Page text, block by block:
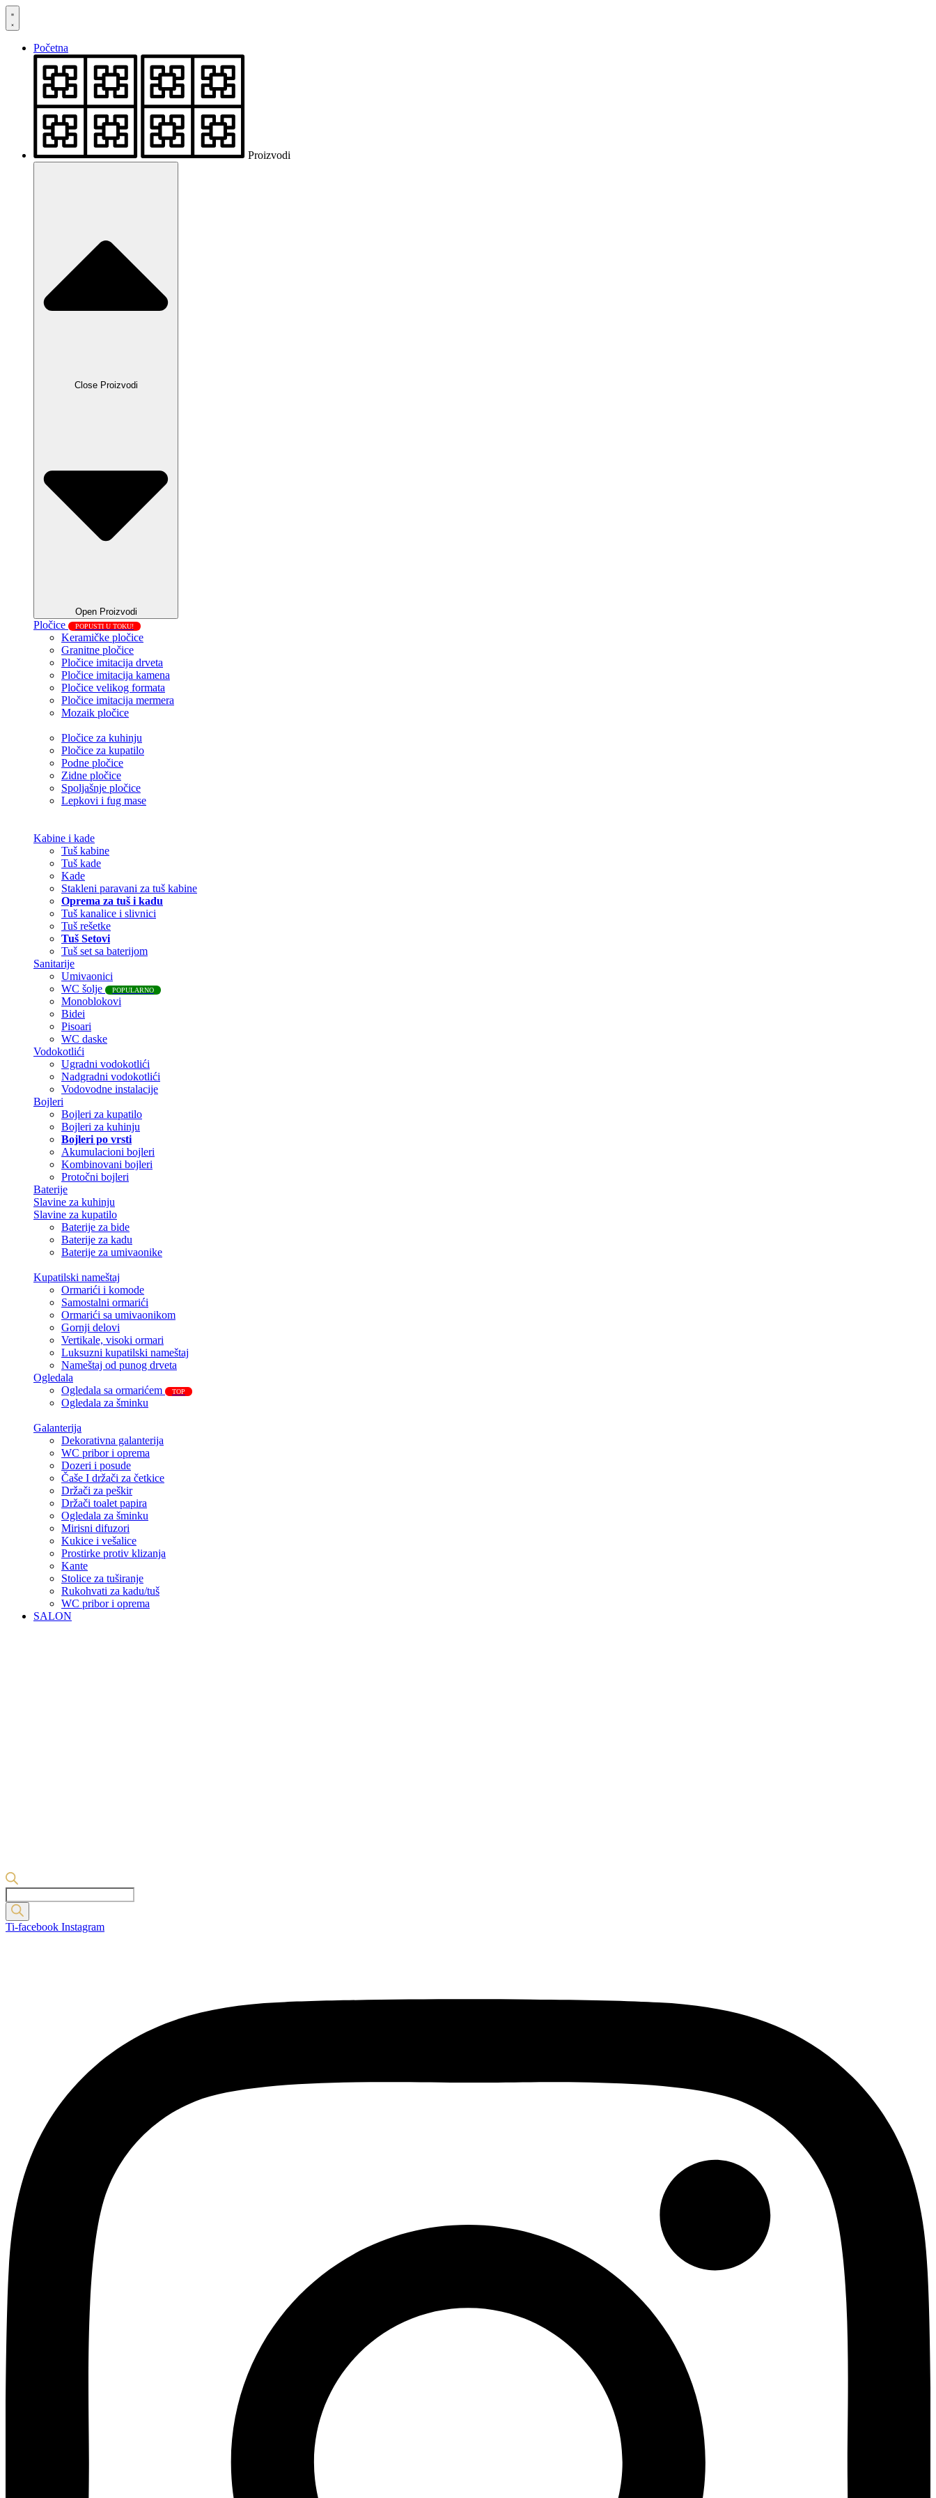
Skočite
na
Početna
Proizvodi
Close Proizvodi
Open Proizvodi
Pločice POPUSTI U TOKU!
Keramičke pločice
Granitne pločice
Pločice imitacija drveta
Pločice imitacija kamena
Pločice velikog formata
Pločice imitacija mermera
Mozaik pločice
Pločice za kuhinju
Pločice za kupatilo
Podne pločice
Zidne pločice
Spoljašnje pločice
Lepkovi i fug mase
Kabine i kade
Tuš kabine
Tuš kade
Kade
Stakleni paravani za tuš kabine
Oprema za tuš i kadu
Tuš kanalice i slivnici
Tuš rešetke
Tuš Setovi
Tuš set sa baterijom
Sanitarije
Umivaonici
WC šolje
POPULARNO
Monoblokovi
Bidei
Pisoari
WC daske
Vodokotlići
Ugradni vodokotlići
Nadgradni vodokotlići
Vodovodne instalacije
Bojleri
Bojleri za kupatilo
Bojleri za kuhinju
Bojleri po vrsti
Akumulacioni bojleri
Kombinovani bojleri
Protočni bojleri
Baterije
Slavine za kuhinju
Slavine za kupatilo
Baterije za bide
Baterije za kadu
Baterije za umivaonike
Kupatilski nameštaj
Ormarići i komode
Samostalni ormarići
Ormarići sa umivaonikom
Gornji delovi
Vertikale, visoki ormari
Luksuzni kupatilski nameštaj
Nameštaj od punog drveta
Ogledala
Ogledala sa ormarićem
TOP
Ogledala za šminku
Galanterija
Dekorativna galanterija
WC pribor i oprema
Dozeri i posude
Čaše I držači za četkice
Držači za peškir
Držači toalet papira
Ogledala za šminku
Mirisni difuzori
Kukice i vešalice
Prostirke protiv klizanja
Kante
Stolice za tuširanje
Rukohvati za kadu/tuš
WC pribor i oprema
SALON
Products
search
Ti-facebook Instagram